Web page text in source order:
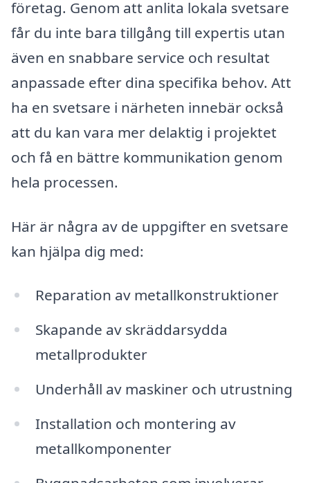
företag. Genom att anlita lokala svetsare
får du inte bara tillgång till expertis utan
även en snabbare service och resultat
anpassade efter dina specifika behov. Att
ha en svetsare i närheten innebär också
att du kan vara mer delaktig i projektet
och få en bättre kommunikation genom
hela processen.
Här är några av de uppgifter en svetsare
kan hjälpa dig med:
Reparation av metallkonstruktioner
Skapande av skräddarsydda
metallprodukter
Underhåll av maskiner och utrustning
Installation och montering av
metallkomponenter